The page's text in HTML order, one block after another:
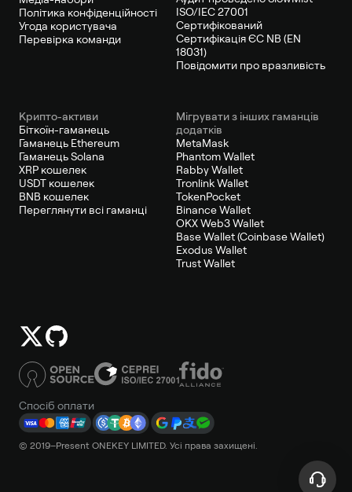
Політика конфіденційності
Угода користувача
Перевірка команди
ISO/IEC 27001
Сертифікований
Сертифікація ЄС NB (EN
18031)
Повідомити про вразливість
Крипто-активи
Біткоїн-гаманець
Гаманець Ethereum
Гаманець Solana
XRP кошелек
USDT кошелек
BNB кошелек
Переглянути всі гаманці
Мігрувати з інших гаманців
додатків
MetaMask
Phantom Wallet
Rabby Wallet
Tronlink Wallet
TokenPocket
Binance Wallet
OKX Web3 Wallet
Base Wallet (Coinbase Wallet)
Exodus Wallet
Trust Wallet
Спосіб оплати
© 2019–Present ONEKEY LIMITED. Усі права захищені.